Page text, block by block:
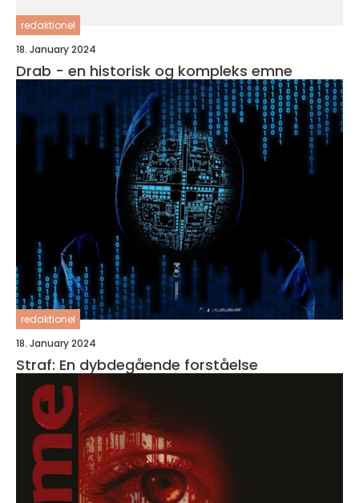
redaktionel
18. January 2024
Drab - en historisk og kompleks emne
redaktionel
18. January 2024
Straf: En dybdegående forståelse